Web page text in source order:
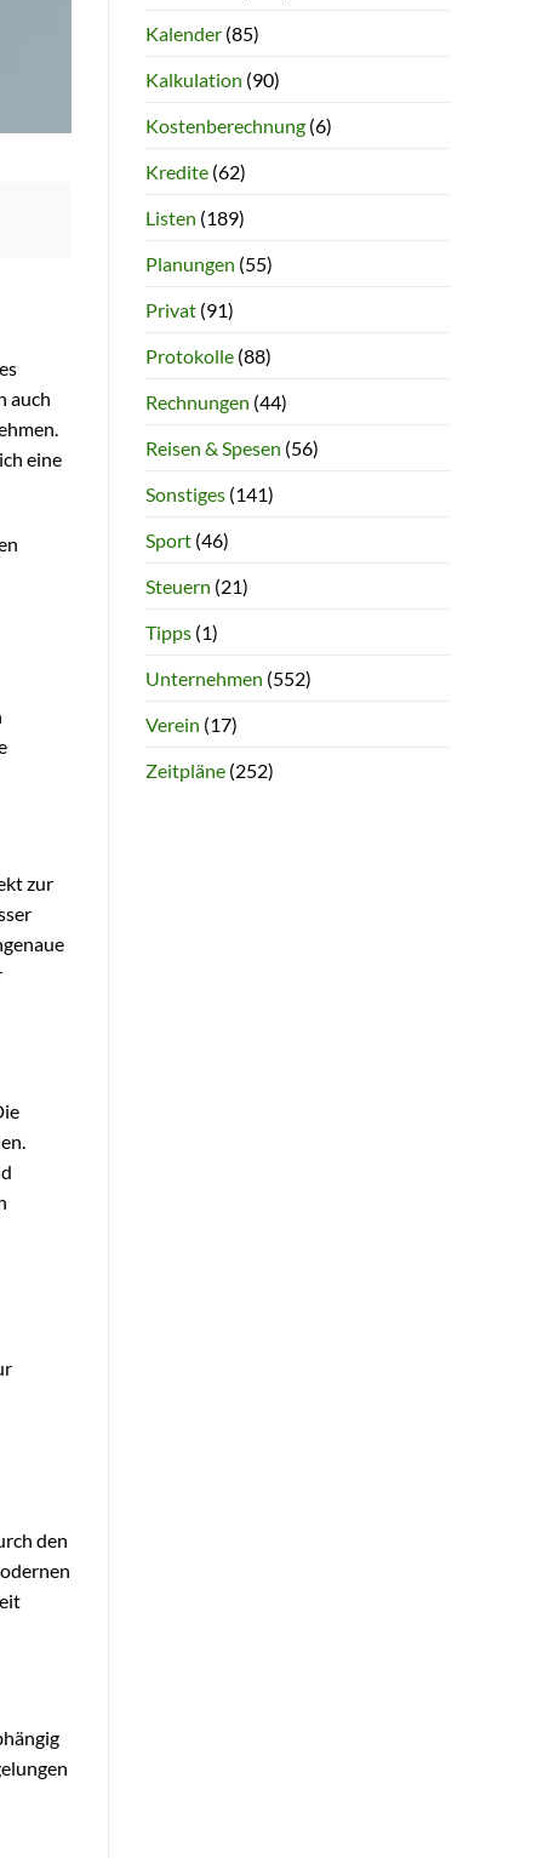
auch
eine
zur
den
Kalender(85)
Kalkulation (90)
Kostenberechnung(6)
Kredite(62)
Listen (189)
Planungen (55)
Privat(91)
Protokolle(88)
Rechnungen (44)
Reisen & Spesen (56)
Sonstiges(141)
Sport(46)
Steuern (21)
Tipps(1)
Unternehmen (552)
Verein (17)
Zeitpläne(252)